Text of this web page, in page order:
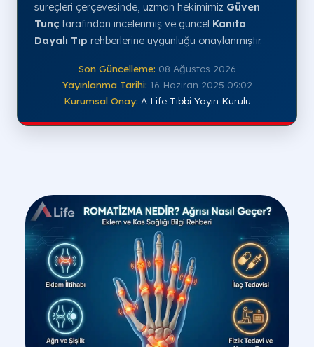
süreçleri çerçevesinde, uzman hekimimiz Güven
Tunç tarafından incelenmiş ve güncel Kanıta
Dayalı Tıp rehberlerine uygunluğu onaylanmıştır.
Son Güncelleme: 08 Ağustos 2026
Yayınlanma Tarihi: 16 Haziran 2025 09:02
Kurumsal Onay: A Life Tıbbi Yayın Kurulu